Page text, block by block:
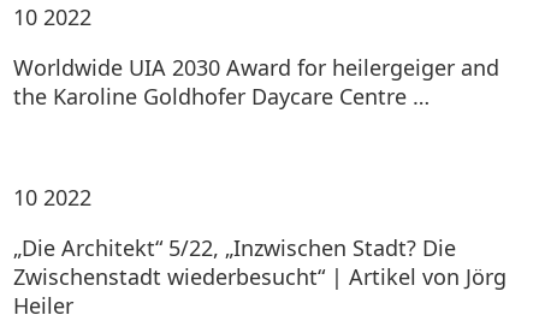
10 2022
Worldwide UIA 2030 Award for heilergeiger and
the Karoline Goldhofer Daycare Centre …
10 2022
„Die Architekt“ 5/22, „Inzwischen Stadt? Die
Zwischenstadt wiederbesucht“ | Artikel von Jörg
Heiler